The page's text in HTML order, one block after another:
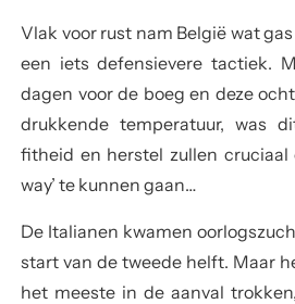
Vlak voor rust nam België wat
een iets defensievere tactiek.
dagen voor de boeg en deze
drukkende temperatuur, was
fitheid en herstel zullen cruciaal
way’ te kunnen gaan…
De Italianen kwamen
start van de tweede helft. Maar
het meeste in de aanval